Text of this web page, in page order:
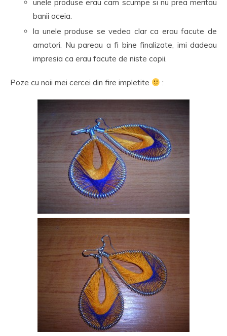
unele produse erau cam scumpe si nu prea meritau
banii aceia.
la unele produse se vedea clar ca erau facute de
amatori. Nu pareau a fi bine finalizate, imi dadeau
impresia ca erau facute de niste copii.
Poze cu noii mei cercei din fire impletite :